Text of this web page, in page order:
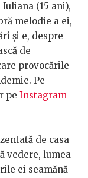
(15 ani),
melodie a ei,
și e, despre
de
provocările
Pe
pe Instagram
de casa
vedere, lumea
ei seamănă